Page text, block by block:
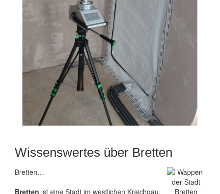
Wissenswertes über Bretten
Bretten…
Bretten ist eine Stadt im westlichen Kraichgau,